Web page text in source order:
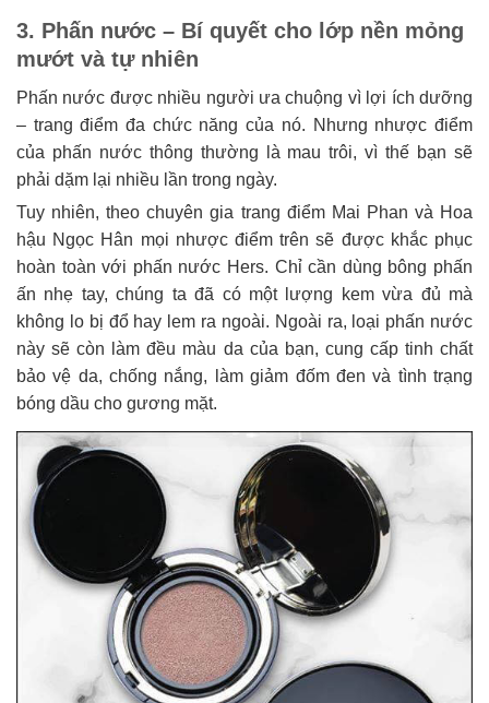
3. Phấn nước – Bí quyết cho lớp nền mỏng
mướt và tự nhiên
Phấn nước được nhiều người ưa chuộng vì lợi ích dưỡng
– trang điểm đa chức năng của nó. Nhưng nhược điểm
của phấn nước thông thường là mau trôi, vì thế bạn sẽ
phải dặm lại nhiều lần trong ngày.
Tuy nhiên, theo chuyên gia trang điểm Mai Phan và Hoa
hậu Ngọc Hân mọi nhược điểm trên sẽ được khắc phục
hoàn toàn với phấn nước Hers. Chỉ cần dùng bông phấn
ấn nhẹ tay, chúng ta đã có một lượng kem vừa đủ mà
không lo bị đổ hay lem ra ngoài. Ngoài ra, loại phấn nước
này sẽ còn làm đều màu da của bạn, cung cấp tinh chất
bảo vệ da, chống nắng, làm giảm đốm đen và tình trạng
bóng dầu cho gương mặt.